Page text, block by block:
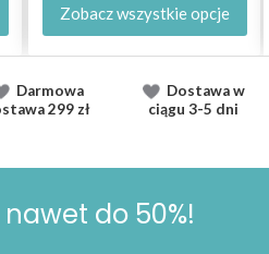
Zobacz wszystkie opcje
Darmowa
299 zł
Dostawaw
ciągu 3-5 dni
do 50%!